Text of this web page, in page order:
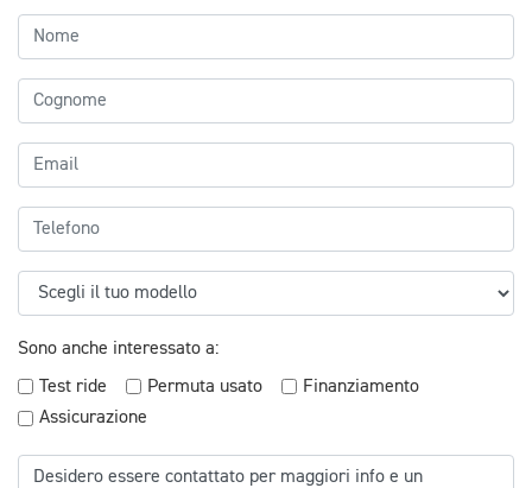
Sono anche interessato a:
Test ride
Permuta usato
Finanziamento
Assicurazione